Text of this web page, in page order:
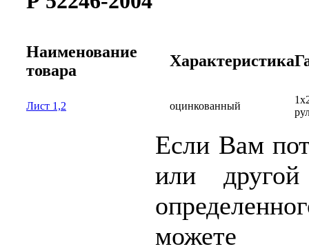
Наименование
товара
Характеристика
Лист 1,2 оцинкованный
Если Вам
или другой
можете